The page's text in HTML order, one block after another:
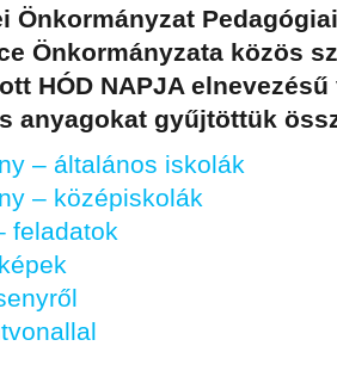
Önkormányzat
Önkormányzata közös
HÓD NAPJA
anyagokat gyűjtöttük
– általános iskolák
– középiskolák
feladatok